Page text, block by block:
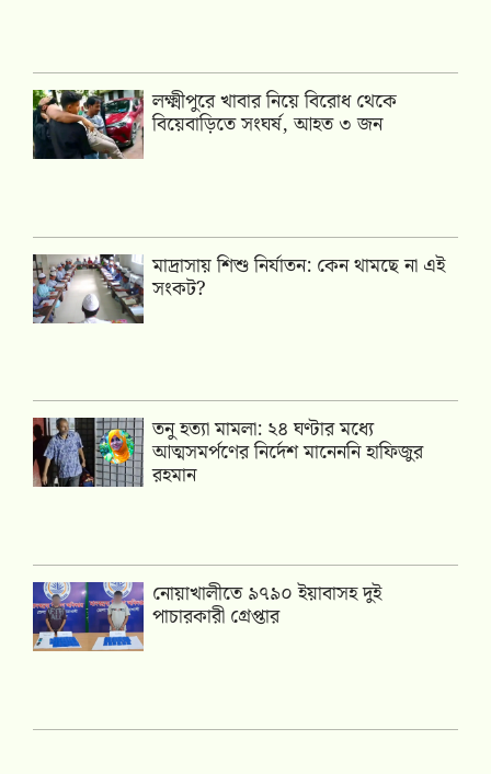
লক্ষ্মীপুরে খাবার নিয়ে বিরোধ থেকে
বিয়েবাড়িতে সংঘর্ষ, আহত ৩ জন
মাদ্রাসায় শিশু নির্যাতন: কেন থামছে না এই
সংকট?
তনু হত্যা মামলা: ২৪ ঘণ্টার মধ্যে
আত্মসমর্পণের নির্দেশ মানেননি হাফিজুর
রহমান
নোয়াখালীতে ৯৭৯০ ইয়াবাসহ দুই
পাচারকারী গ্রেপ্তার